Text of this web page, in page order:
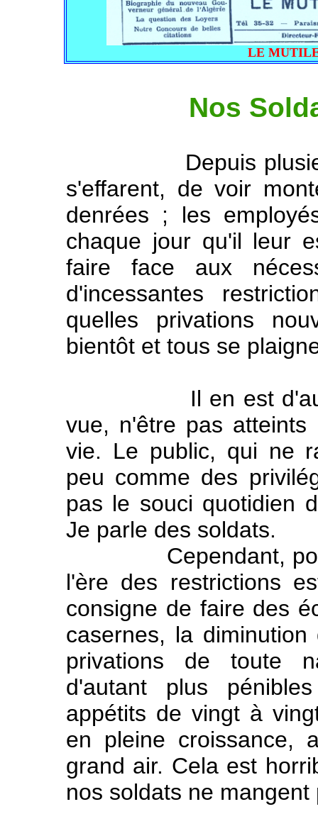
LE MUTILE
Nos
Depuis plusieurs
s'effarent, de voir
denrées ; les
chaque jour qu'il leur
faire face aux
d'incessantes
quelles privations
bientôt et tous se
Il en est d'autres
vue, n'être pas
vie. Le public, qui ne
peu comme des
pas le souci quotidien
Je parle des soldats.
Cependant, pour
l'ère des restrictions
consigne de faire des
casernes, la
privations de toute
d'autant plus
appétits de vingt à
en pleine croissance,
grand air. Cela est
nos soldats ne